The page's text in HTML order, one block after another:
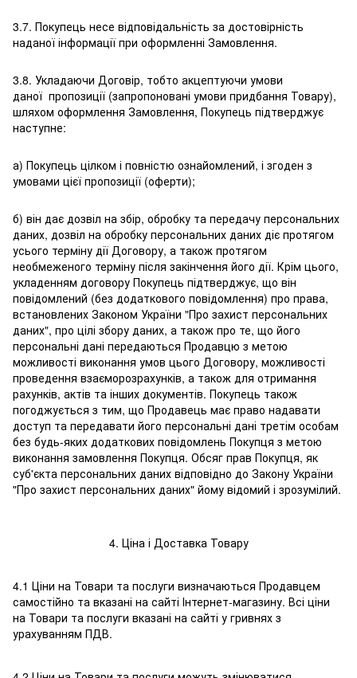
3.7. Покупець несе відповідальність за достовірність
наданої інформації при оформленні Замовлення.
3.8. Укладаючи Договір, тобто акцептуючи умови
даної пропозиції (запропоновані умови придбання Товару),
шляхом оформлення Замовлення, Покупець підтверджує
наступне:
а) Покупець цілком і повністю ознайомлений, і згоден з
умовами цієї пропозиції (оферти);
б) він дає дозвіл на збір, обробку та передачу персональних
даних, дозвіл на обробку персональних даних діє протягом
усього терміну дії Договору, а також протягом
необмеженого терміну після закінчення його дії. Крім цього,
укладенням договору Покупець підтверджує, що він
повідомлений (без додаткового повідомлення) про права,
встановлених Законом України "Про захист персональних
даних", про цілі збору даних, а також про те, що його
персональні дані передаються Продавцю з метою
можливості виконання умов цього Договору, можливості
проведення взаєморозрахунків, а також для отримання
рахунків, актів та інших документів. Покупець також
погоджується з тим, що Продавець має право надавати
доступ та передавати його персональні дані третім особам
без будь-яких додаткових повідомлень Покупця з метою
виконання замовлення Покупця. Обсяг прав Покупця, як
суб'єкта персональних даних відповідно до Закону України
"Про захист персональних даних" йому відомий і зрозумілий.
4. Ціна і Доставка Товару
4.1 Ціни на Товари та послуги визначаються Продавцем
самостійно та вказані на сайті Інтернет-магазину. Всі ціни
на Товари та послуги вказані на сайті у гривнях з
урахуванням ПДВ.